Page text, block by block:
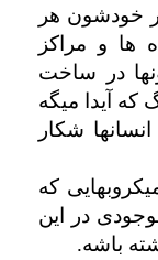
خودشون هر
ها و مراکز
در ساخت
که آیدا میگه
شکار
که
در این
باشه.